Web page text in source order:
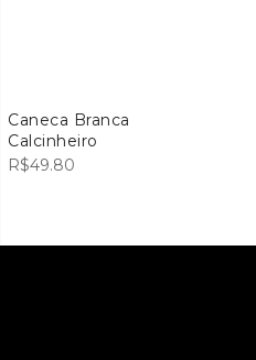
Caneca Branca
Calcinheiro
R$49.80